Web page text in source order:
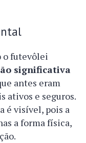
o futevôlei
significativa
antes eram
ativos e seguros.
é visível, pois a
a forma física,